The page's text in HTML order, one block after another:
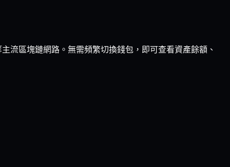
流區塊鏈網路。無需頻繁切換錢包，即可查看資產餘額、